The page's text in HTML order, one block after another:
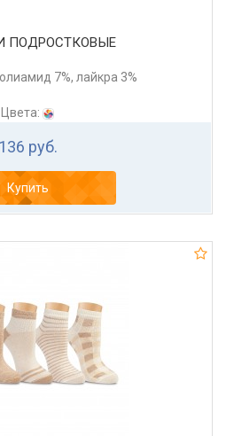
ПОДРОСТКОВЫЕ
7%, лайкра 3%
Цвета:
136 руб.
Купить